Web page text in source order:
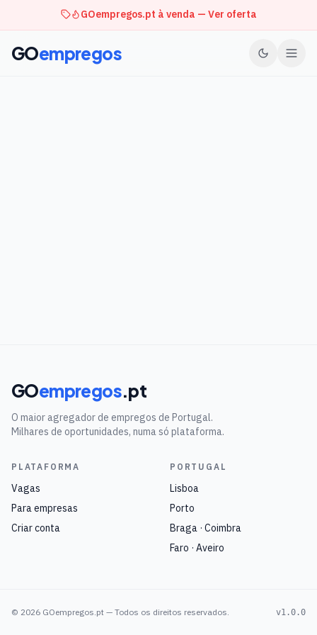
GOempregos.pt à venda — Ver oferta
GOempregos
GOempregos.pt
O maior agregador de empregos de Portugal.
Milhares de oportunidades, numa só plataforma.
PLATAFORMA
Vagas
Para empresas
Criar conta
PORTUGAL
Lisboa
Porto
Braga · Coimbra
Faro · Aveiro
© 2026 GOempregos.pt — Todos os direitos reservados. v1.0.0